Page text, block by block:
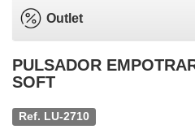
Outlet
PULSADOR
SOFT
Ref. LU-2710